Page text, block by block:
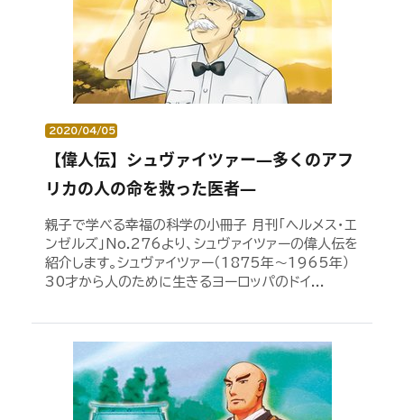
2020/04/05
【偉人伝】シュヴァイツァー―多くのアフ
リカの人の命を救った医者―
親子で学べる幸福の科学の小冊子 月刊「ヘルメス・エ
ンゼルズ」No.276より、シュヴァイツァーの偉人伝を
紹介します。シュヴァイツァー（1875年～1965年）
30才から人のために生きるヨーロッパのドイ...